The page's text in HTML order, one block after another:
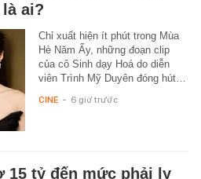
ai?
Chỉ xuất hiện ít phút trong Mùa
Hè Năm Ấy, những đoạn clip
của cô Sinh dạy Hoá do diễn
viên Trình Mỹ Duyên đóng hút…
CINE - 6 giờ trước
15 tỷ đến mức phải ly